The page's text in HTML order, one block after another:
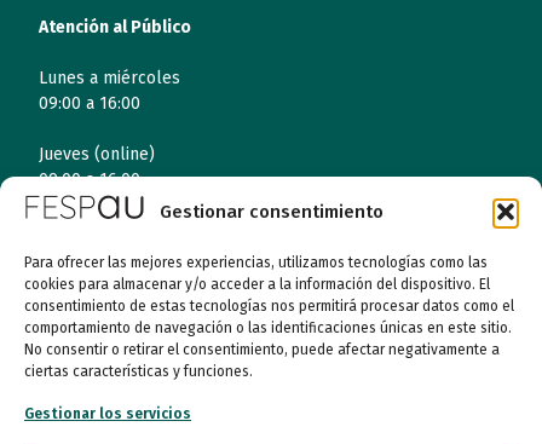
Gestionar consentimiento
Para ofrecer las mejores experiencias, utilizamos tecnologías como las
cookies para almacenar y/o acceder a la información del dispositivo. El
consentimiento de estas tecnologías nos permitirá procesar datos como el
comportamiento de navegación o las identificaciones únicas en este sitio.
No consentir o retirar el consentimiento, puede afectar negativamente a
ciertas características y funciones.
Gestionar los servicios
Atención al Público
Lunes a miércoles
09:00 a 16:00
Jueves (online)
09:00 a 16:00
09:00 a 14:00
Quiénes somos
Entidades